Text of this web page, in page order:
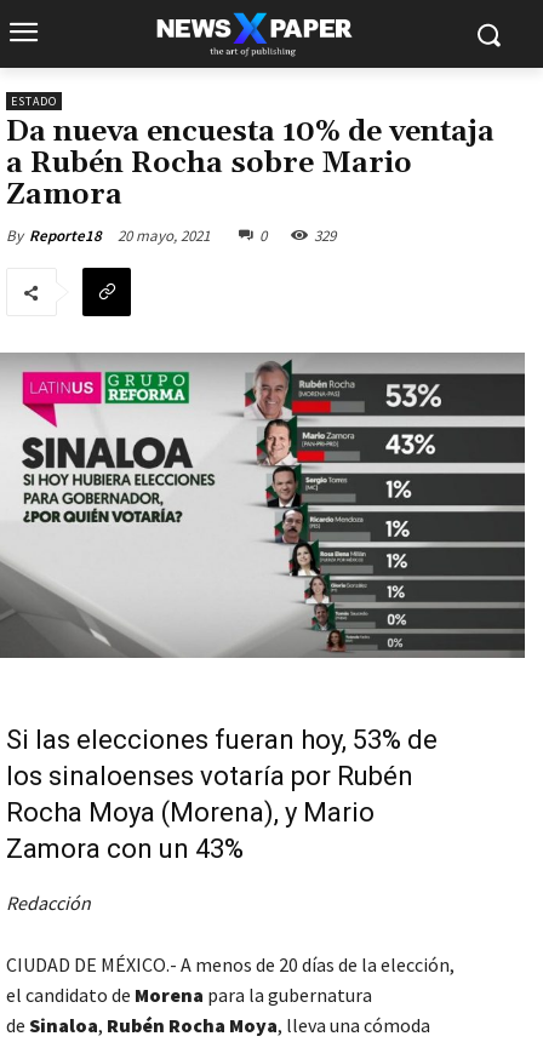
ESTADO
Da nueva encuesta 10% de ventaja
a Rubén Rocha sobre Mario
Zamora
By Reporte18 20 mayo, 2021 0 329
Si las elecciones fueran hoy, 53% de
los sinaloenses votaría por Rubén
Rocha Moya (Morena), y Mario
Zamora con un 43%
Redacción
CIUDAD DE MÉXICO.- A menos de 20 días de la elección,
el candidato de Morena para la gubernatura
de Sinaloa, Rubén Rocha Moya, lleva una cómoda